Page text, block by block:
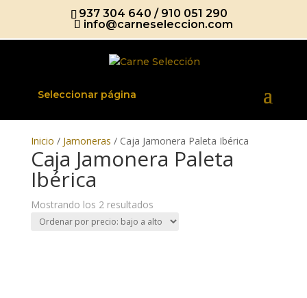
937 304 640 / 910 051 290
info@carneseleccion.com
Seleccionar página
Inicio / Jamoneras / Caja Jamonera Paleta Ibérica
Caja Jamonera Paleta
Ibérica
Mostrando los 2 resultadosOrdenado
por